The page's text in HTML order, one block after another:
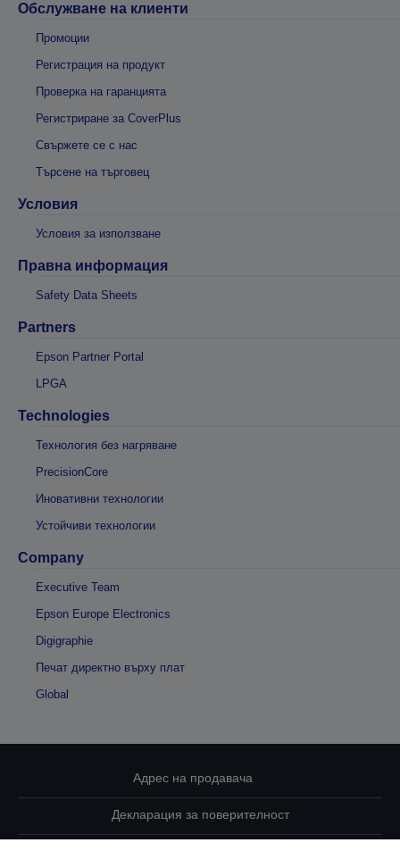
Обслужване на клиенти
Промоции
Регистрация на продукт
Проверка на гаранцията
Регистриране за CoverPlus
Свържете се с нас
Търсене на търговец
Условия
Условия за използване
Правна информация
Safety Data Sheets
Partners
Epson Partner Portal
LPGA
Technologies
Технология без нагряване
PrecisionCore
Иновативни технологии
Устойчиви технологии
Company
Executive Team
Epson Europe Electronics
Digigraphie
Печат директно върху плат
Global
Адрес на продавача
Декларация за поверителност